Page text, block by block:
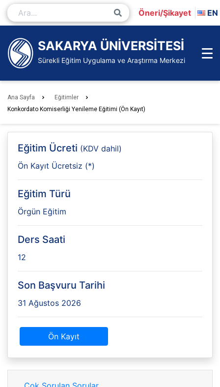
İçeriğe
Git
Sayfa
Öneri/Şikayet EN
SAKARYA ÜNİVERSİTESİ
Sürekli Eğitim Uygulama ve Araştırma Merkezi
Ana Sayfa
Eğitimler
Konkordato Komiserliği Yenileme Eğitimi (Ön Kayıt)
Eğitim Ücreti (KDV dahil)
Ön Kayıt Ücretsiz (*)
Eğitim Türü
Örgün Eğitim
Ders Saati
12
Son Başvuru Tarihi
31 Ağustos 2026
Ön Kayıt